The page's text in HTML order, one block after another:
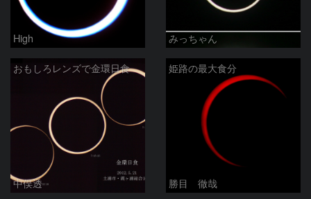
High みっちゃん
おもしろレンズで金環日食
中俣透
姫路の最大食分
勝目 徹哉